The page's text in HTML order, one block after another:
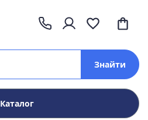
Каталог
Знайти